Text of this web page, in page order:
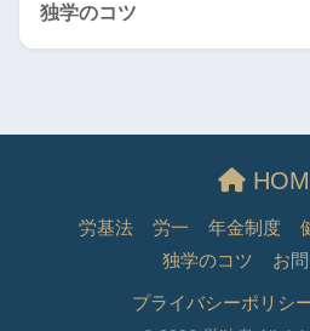
独学のコツ
労基法 労一 年金制度
独学のコツ
お
プライバシーポリシ